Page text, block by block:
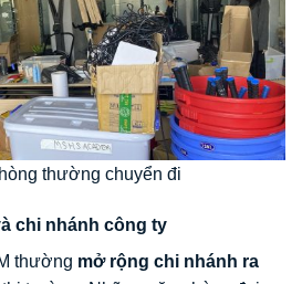
thường chuyển đi
chi nhánh công ty
thường mở rộng chi nhánh ra